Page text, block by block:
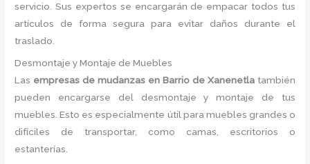
servicio. Sus expertos se encargarán de empacar todos tus
artículos de forma segura para evitar daños durante el
traslado.
Desmontaje y Montaje de Muebles
Las empresas de mudanzas en Barrio de Xanenetla también
pueden encargarse del desmontaje y montaje de tus
muebles. Esto es especialmente útil para muebles grandes o
difíciles de transportar, como camas, escritorios o
estanterías.